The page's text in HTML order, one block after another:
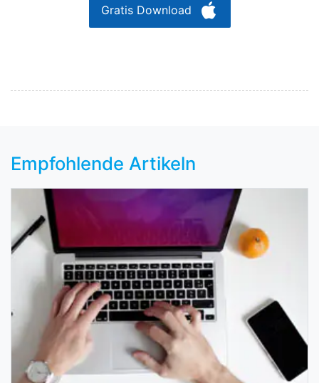
Gratis Download
Empfohlende Artikeln